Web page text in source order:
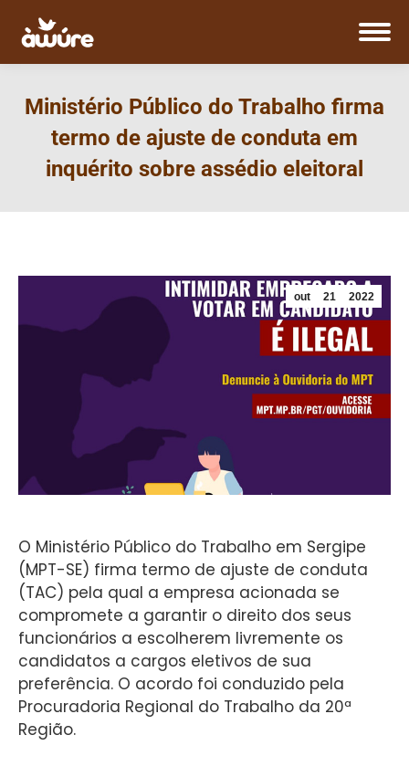
Ministério Público do Trabalho firma
termo de ajuste de conduta em
inquérito sobre assédio eleitoral
out 21 2022
O Ministério Público do Trabalho em Sergipe
(MPT-SE) firma termo de ajuste de conduta
(TAC) pela qual a empresa acionada se
compromete a garantir o direito dos seus
funcionários a escolherem livremente os
candidatos a cargos eletivos de sua
preferência. O acordo foi conduzido pela
Procuradoria Regional do Trabalho da 20ª
Região.